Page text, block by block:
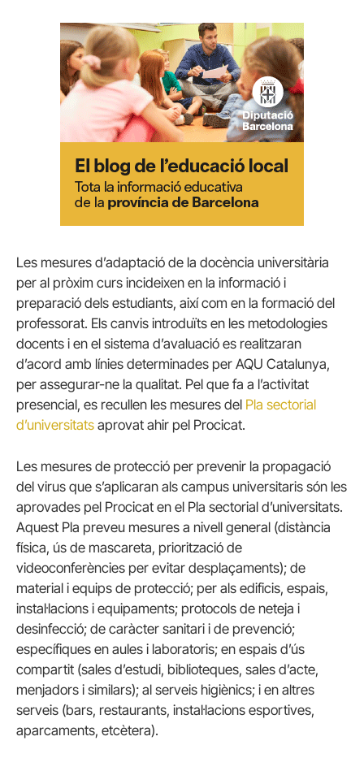
Les mesures d’adaptació de la docència universitària
per al pròxim curs incideixen en la informació i
preparació dels estudiants, així com en la formació del
professorat. Els canvis introduïts en les metodologies
docents i en el sistema d’avaluació es realitzaran
d’acord amb línies determinades per AQU Catalunya,
per assegurar-ne la qualitat. Pel que fa a l’activitat
presencial, es recullen les mesures del Pla sectorial
d’universitats aprovat ahir pel Procicat.
Les mesures de protecció per prevenir la propagació
del virus que s’aplicaran als campus universitaris són les
aprovades pel Procicat en el Pla sectorial d’universitats.
Aquest Pla preveu mesures a nivell general (distància
física, ús de mascareta, priorització de
videoconferències per evitar desplaçaments); de
material i equips de protecció; per als edificis, espais,
instal·lacions i equipaments; protocols de neteja i
desinfecció; de caràcter sanitari i de prevenció;
específiques en aules i laboratoris; en espais d’ús
compartit (sales d’estudi, biblioteques, sales d’acte,
menjadors i similars); al serveis higiènics; i en altres
serveis (bars, restaurants, instal·lacions esportives,
aparcaments, etcètera).